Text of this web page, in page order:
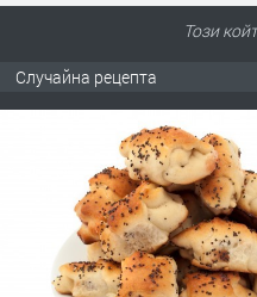
Този
Случайна рецепта